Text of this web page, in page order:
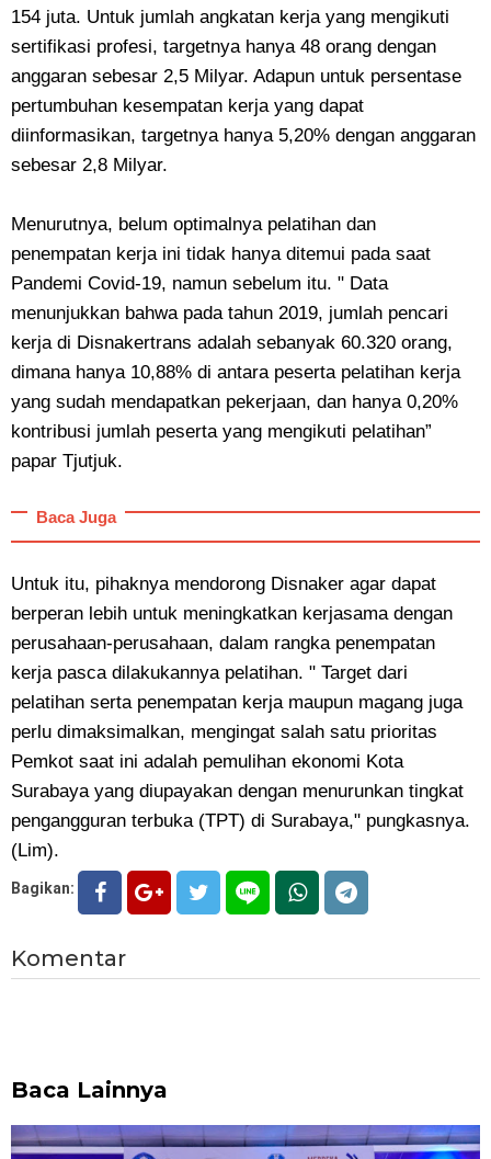
154 juta. Untuk jumlah angkatan kerja yang mengikuti
sertifikasi profesi, targetnya hanya 48 orang dengan
anggaran sebesar 2,5 Milyar. Adapun untuk persentase
pertumbuhan kesempatan kerja yang dapat
diinformasikan, targetnya hanya 5,20% dengan anggaran
sebesar 2,8 Milyar.
Menurutnya, belum optimalnya pelatihan dan
penempatan kerja ini tidak hanya ditemui pada saat
Pandemi Covid-19, namun sebelum itu. " Data
menunjukkan bahwa pada tahun 2019, jumlah pencari
kerja di Disnakertrans adalah sebanyak 60.320 orang,
dimana hanya 10,88% di antara peserta pelatihan kerja
yang sudah mendapatkan pekerjaan, dan hanya 0,20%
kontribusi jumlah peserta yang mengikuti pelatihan”
papar Tjutjuk.
Baca Juga
Untuk itu, pihaknya mendorong Disnaker agar dapat
berperan lebih untuk meningkatkan kerjasama dengan
perusahaan-perusahaan, dalam rangka penempatan
kerja pasca dilakukannya pelatihan. " Target dari
pelatihan serta penempatan kerja maupun magang juga
perlu dimaksimalkan, mengingat salah satu prioritas
Pemkot saat ini adalah pemulihan ekonomi Kota
Surabaya yang diupayakan dengan menurunkan tingkat
pengangguran terbuka (TPT) di Surabaya," pungkasnya.
(Lim).
Bagikan:
Komentar
Baca Lainnya